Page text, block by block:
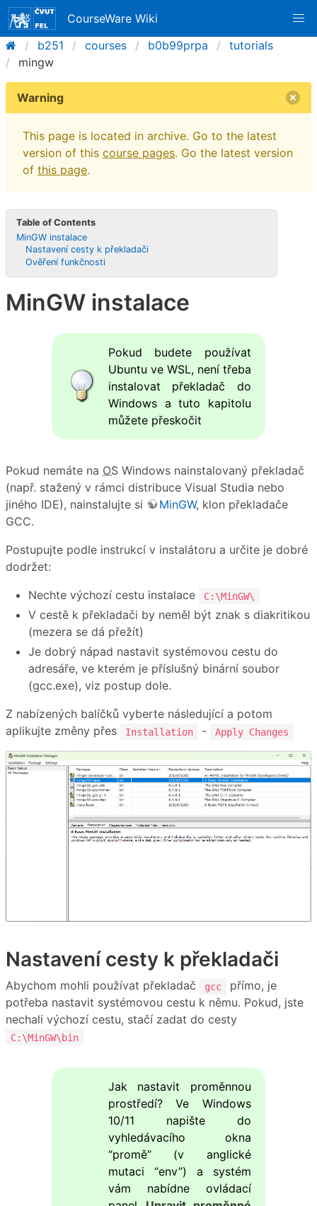
CourseWare Wiki
b251
courses b0b99prpa
tutorials
mingw
Warning
This page is located in archive. Go to the latest
version of this course pages. Go the latest version
of this page.
Table of Contents
MinGW instalace
Nastavení cesty k překladači
Ověření funkčnosti
MinGW instalace
Pokud budete používat
Ubuntu ve WSL, není třeba
instalovat překladač do
Windows a tuto kapitolu
můžete přeskočit
Pokud nemáte na OS Windows nainstalovaný překladač
(např. stažený v rámci distribuce Visual Studia nebo
jiného IDE), nainstalujte si
MinGW, klon překladače
GCC.
Postupujte podle instrukcí v instalátoru a určite je dobré
dodržet:
Nechte výchozí cestu instalace
C:\MinGW\
V cestě k překladači by neměl být znak s diakritikou
(mezera se dá přežít)
Je dobrý nápad nastavit systémovou cestu do
adresáře, ve kterém je příslušný binární soubor
(gcc.exe), viz postup dole.
Z nabízených balíčků vyberte následující a potom
aplikujte změny přes
Installation - Apply Changes
Nastavení cesty k překladači
Abychom mohli používat překladač gcc
přímo, je
potřeba nastavit systémovou cestu k němu. Pokud, jste
nechali výchozí cestu, stačí zadat do cesty
C:\MinGW\bin
Jak nastavit proměnnou
prostředí? Ve Windows
10/11 napište do
vyhledávacího okna
“promě” (v anglické
mutaci “env”) a systém
vám nabídne ovládací